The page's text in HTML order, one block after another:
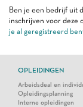
Ben je een bedrijf uit
inschrijven voor deze
je al geregistreerd
OPLEIDINGEN
Arbeidsdeal en
Opleidingsplanning
Interne opleidingen